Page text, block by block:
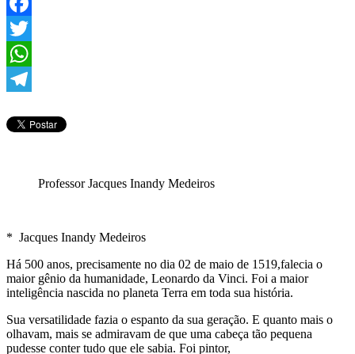
Facebook
Twitter
WhatsApp
Professor Jacques Inandy Medeiros
* Jacques Inandy Medeiros
Há 500 anos, precisamente no dia 02 de maio de 1519,falecia o
maior gênio da humanidade, Leonardo da Vinci. Foi a maior
inteligência nascida no planeta Terra em toda sua história.
Sua versatilidade fazia o espanto da sua geração. E quanto mais o
olhavam, mais se admiravam de que uma cabeça tão pequena
pudesse conter tudo que ele sabia. Foi pintor,